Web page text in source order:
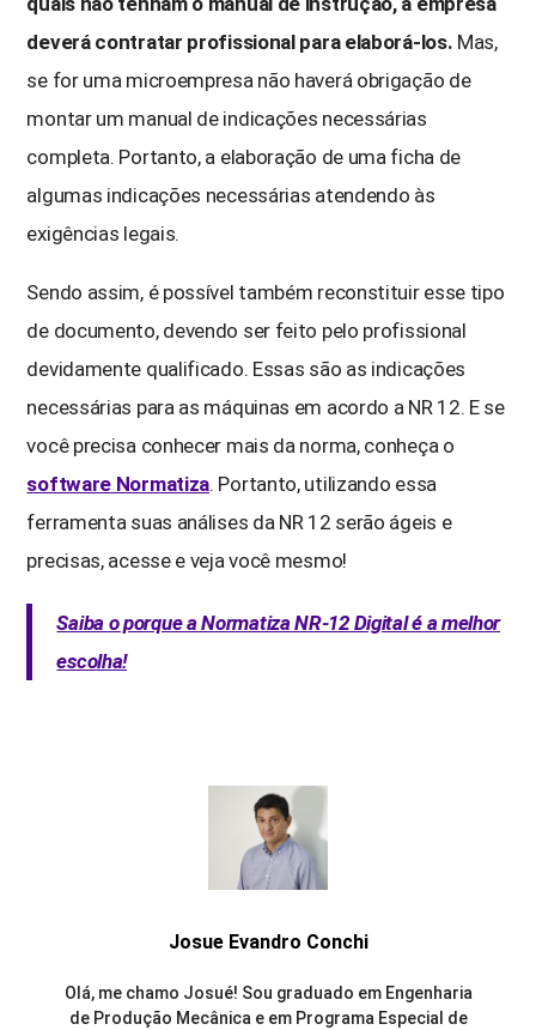
deverá contratar profissional para elaborá-los. Mas,
se for uma microempresa não haverá obrigação de
montar um manual de indicações necessárias
completa. Portanto, a elaboração de uma ficha de
algumas indicações necessárias atendendo às
exigências legais.
Sendo assim, é possível também reconstituir esse tipo
de documento, devendo ser feito pelo profissional
devidamente qualificado. Essas são as indicações
necessárias para as máquinas em acordo a NR 12. E se
você precisa conhecer mais da norma, conheça o
software Normatiza. Portanto, utilizando essa
ferramenta suas análises da NR 12 serão ágeis e
precisas, acesse e veja você mesmo!
Saiba o porque a Normatiza NR-12 Digital é a melhor
escolha!
Josue Evandro Conchi
Olá, me chamo Josué! Sou graduado em Engenharia
de Produção Mecânica e em Programa Especial de